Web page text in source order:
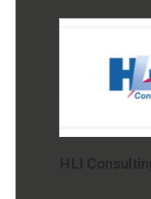
HLI Consulting